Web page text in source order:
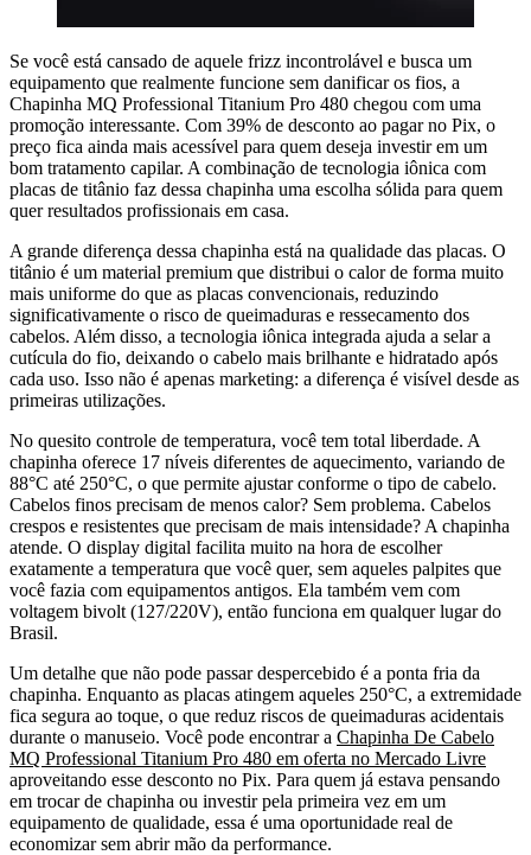
Se você está cansado de aquele frizz incontrolável e busca um
equipamento que realmente funcione sem danificar os fios, a
Chapinha MQ Professional Titanium Pro 480 chegou com uma
promoção interessante. Com 39% de desconto ao pagar no Pix, o
preço fica ainda mais acessível para quem deseja investir em um
bom tratamento capilar. A combinação de tecnologia iônica com
placas de titânio faz dessa chapinha uma escolha sólida para quem
quer resultados profissionais em casa.
A grande diferença dessa chapinha está na qualidade das placas. O
titânio é um material premium que distribui o calor de forma muito
mais uniforme do que as placas convencionais, reduzindo
significativamente o risco de queimaduras e ressecamento dos
cabelos. Além disso, a tecnologia iônica integrada ajuda a selar a
cutícula do fio, deixando o cabelo mais brilhante e hidratado após
cada uso. Isso não é apenas marketing: a diferença é visível desde as
primeiras utilizações.
No quesito controle de temperatura, você tem total liberdade. A
chapinha oferece 17 níveis diferentes de aquecimento, variando de
88°C até 250°C, o que permite ajustar conforme o tipo de cabelo.
Cabelos finos precisam de menos calor? Sem problema. Cabelos
crespos e resistentes que precisam de mais intensidade? A chapinha
atende. O display digital facilita muito na hora de escolher
exatamente a temperatura que você quer, sem aqueles palpites que
você fazia com equipamentos antigos. Ela também vem com
voltagem bivolt (127/220V), então funciona em qualquer lugar do
Brasil.
Um detalhe que não pode passar despercebido é a ponta fria da
chapinha. Enquanto as placas atingem aqueles 250°C, a extremidade
fica segura ao toque, o que reduz riscos de queimaduras acidentais
durante o manuseio. Você pode encontrar a Chapinha De Cabelo
MQ Professional Titanium Pro 480 em oferta no Mercado Livre
aproveitando esse desconto no Pix. Para quem já estava pensando
em trocar de chapinha ou investir pela primeira vez em um
equipamento de qualidade, essa é uma oportunidade real de
economizar sem abrir mão da performance.